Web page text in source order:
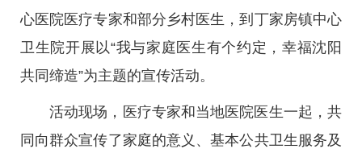
心医院医疗专家和部分乡村医生，到丁家房镇中心
卫生院开展以“我与家庭医生有个约定，幸福沈阳
共同缔造”为主题的宣传活动。
活动现场，医疗专家和当地医院医生一起，共
同向群众宣传了家庭的意义、基本公共卫生服务及